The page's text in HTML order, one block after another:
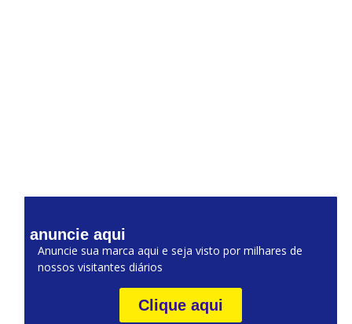
anuncie aqui
Anuncie sua marca aqui e seja visto por milhares de
nossos visitantes diários
Clique aqui